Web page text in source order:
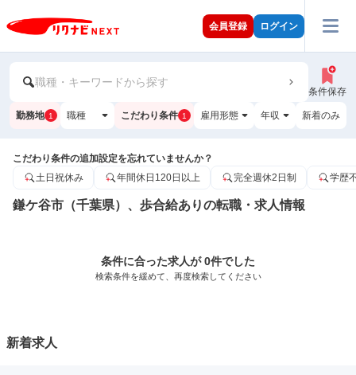
会員登録 ログイン
職種・キーワードから探す
条件保存
勤務地 1 職種 こだわり条件 1 雇用形態 年収 新着のみ
こだわり条件の追加設定を忘れていませんか？
土日祝休み
年間休日120日以上 完全週休2日制 学歴
鎌ケ谷市（千葉県）、歩合給ありの転職・求人情報
条件に合った求人が 0件でした
検索条件を緩めて、再度検索してください
新着求人